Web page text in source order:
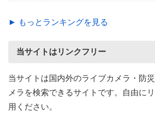
► もっとランキングを見る
当サイトはリンクフリー
当サイトは国内外のライブカメラ・防
メラを検索できるサイトです。自由に
用ください。